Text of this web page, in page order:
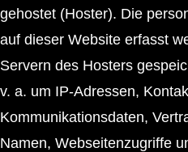
gehostet (Hoster). Die
auf dieser Website erfasst
Servern des Hosters
v. a. um IP-Adressen,
Kommunikationsdaten,
Namen, Webseitenzugriffe